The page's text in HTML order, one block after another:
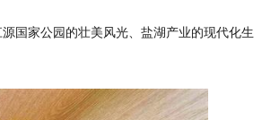
国家公园的壮美风光、盐湖产业的现代化生